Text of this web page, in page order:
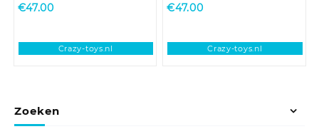
€47.00
Crazy-toys.nl
€47.00
Crazy-toys.nl
Zoeken